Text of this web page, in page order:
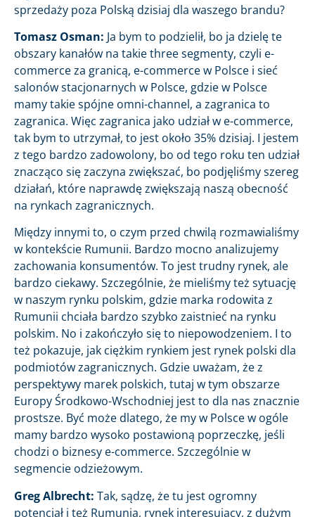
sprzedaży poza Polską dzisiaj dla waszego brandu?
Tomasz Osman: Ja bym to podzielił, bo ja dzielę te
obszary kanałów na takie three segmenty, czyli e-
commerce za granicą, e-commerce w Polsce i sieć
salonów stacjonarnych w Polsce, gdzie w Polsce
mamy takie spójne omni-channel, a zagranica to
zagranica. Więc zagranica jako udział w e-commerce,
tak bym to utrzymał, to jest około 35% dzisiaj. I jestem
z tego bardzo zadowolony, bo od tego roku ten udział
znacząco się zaczyna zwiększać, bo podjęliśmy szereg
działań, które naprawdę zwiększają naszą obecność
na rynkach zagranicznych.
Między innymi to, o czym przed chwilą rozmawialiśmy
w kontekście Rumunii. Bardzo mocno analizujemy
zachowania konsumentów. To jest trudny rynek, ale
bardzo ciekawy. Szczególnie, że mieliśmy też sytuację
w naszym rynku polskim, gdzie marka rodowita z
Rumunii chciała bardzo szybko zaistnieć na rynku
polskim. No i zakończyło się to niepowodzeniem. I to
też pokazuje, jak ciężkim rynkiem jest rynek polski dla
podmiotów zagranicznych. Gdzie uważam, że z
perspektywy marek polskich, tutaj w tym obszarze
Europy Środkowo-Wschodniej jest to dla nas znacznie
prostsze. Być może dlatego, że my w Polsce w ogóle
mamy bardzo wysoko postawioną poprzeczkę, jeśli
chodzi o biznesy e-commerce. Szczególnie w
segmencie odzieżowym.
Greg Albrecht: Tak, sądzę, że tu jest ogromny
potencjał i też Rumunia, rynek interesujący, z dużym